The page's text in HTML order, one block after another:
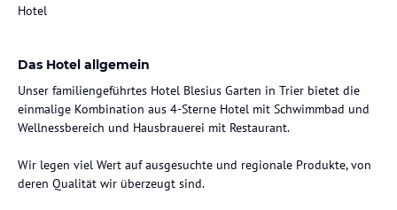
Hotel
Das Hotel allgemein
Unser familiengeführtes Hotel Blesius Garten in Trier bietet die
einmalige Kombination aus 4-Sterne Hotel mit Schwimmbad und
Wellnessbereich und Hausbrauerei mit Restaurant.
Wir legen viel Wert auf ausgesuchte und regionale Produkte, von
deren Qualität wir überzeugt sind.